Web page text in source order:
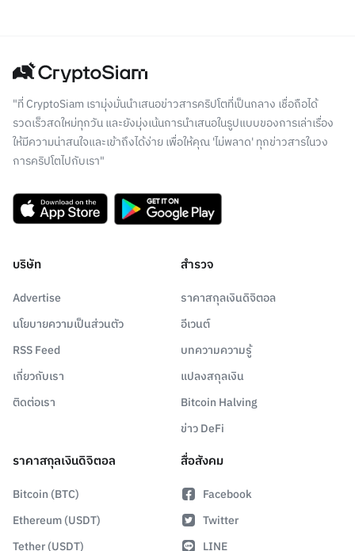
"ที่ CryptoSiam เรามุ่งมั่นนำเสนอข่าวสารคริปโตที่เป็นกลาง เชื่อถือได้
รวดเร็วสดใหม่ทุกวัน และยังมุ่งเน้นการนำเสนอในรูปแบบของการเล่าเรื่อง
ให้มีความน่าสนใจและเข้าถึงได้ง่าย เพื่อให้คุณ 'ไม่พลาด' ทุกข่าวสารในวง
การคริปโตไปกับเรา"
บริษัท
Advertise
นโยบายความเป็นส่วนตัว
RSS Feed
เกี่ยวกับเรา
ติดต่อเรา
สำรวจ
ราคาสกุลเงินดิจิตอล
อีเวนต์
บทความความรู้
แปลงสกุลเงิน
Bitcoin Halving
ข่าว DeFi
ราคาสกุลเงินดิจิตอล
Bitcoin (BTC)
Ethereum (USDT)
Tether (USDT)
สื่อสังคม
Facebook
Twitter
LINE